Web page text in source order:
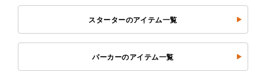
スターターのアイテム一覧
パーカーのアイテム一覧